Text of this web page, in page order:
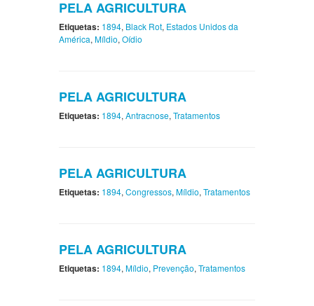
PELA AGRICULTURA
Etiquetas: 1894, Black Rot, Estados Unidos da
América, Míldio, Oídio
PELA AGRICULTURA
Etiquetas: 1894, Antracnose, Tratamentos
PELA AGRICULTURA
Etiquetas: 1894, Congressos, Míldio, Tratamentos
PELA AGRICULTURA
Etiquetas: 1894, Míldio, Prevenção, Tratamentos